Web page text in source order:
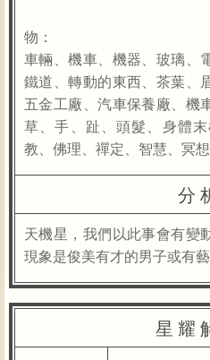
物：
車輛、機車、機器、玻璃、
鐵道、轉動的東西、茶葉、
五金工廠、汽車保養廠、機
草、手、趾、頭髮、身體
教、佛理、禪定、智慧、冥
分
天機星，我們以此事會有變
現象是俊美有才的男子或有藝
星耀